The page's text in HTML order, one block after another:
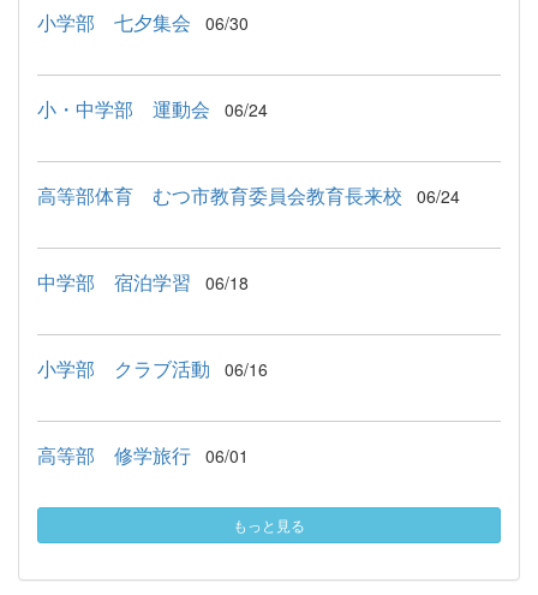
小学部 七夕集会 06/30
小・中学部 運動会 06/24
高等部体育 むつ市教育委員会教育長来校 06/24
中学部 宿泊学習 06/18
小学部 クラブ活動 06/16
高等部 修学旅行 06/01
もっと見る